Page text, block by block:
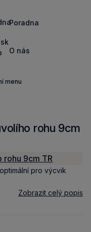
Poradna
O nás
menu
rohu 9cm
pro výcvik
Zobrazit celý popis